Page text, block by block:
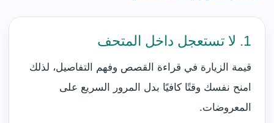
1. لا تستعجل داخل المتحف
قيمة الزيارة في قراءة القصص وفهم التفاصيل، لذلك
امنح نفسك وقتًا كافيًا بدل المرور السريع على
المعروضات.